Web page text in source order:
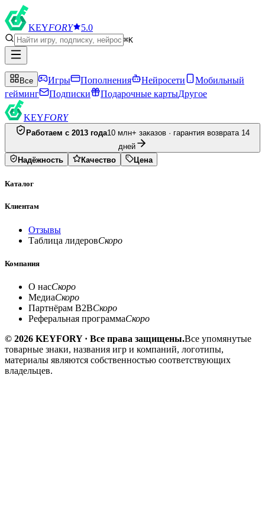
KEYFORY 5.0
⌘K
Все Игры Пополнения Нейросети
Мобильный
гейминг
Подписки Подарочные картыДругое
KEYFORY
Работаем с 2013 года10 млн+ заказов · гарантия возврата 14
дней
Надёжность
Качество Цена
Каталог
Клиентам
Отзывы
Таблица лидеровСкоро
Компания
О насСкоро
МедиаСкоро
Партнёрам B2BСкоро
Реферальная программаСкоро
© 2026 KEYFORY · Все права защищены.Все упомянутые
товарные знаки, названия игр и компаний, логотипы,
материалы являются собственностью соответствующих
владельцев.